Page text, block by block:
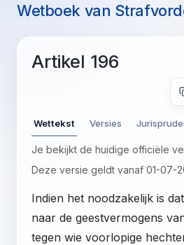
Wetboek van
Artikel 196
Wettekst Versies
Je bekijkt de huidige officiële
Deze versie geldt vanaf 01-07-
Indien het noodzakelijk is
naar de geestvermogens
tegen wie voorlopige